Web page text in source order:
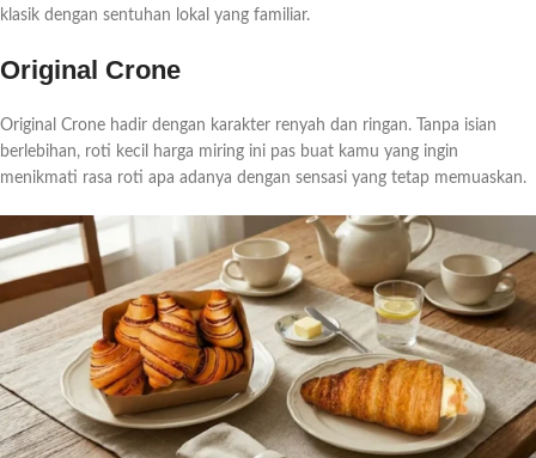
klasik dengan sentuhan lokal yang familiar.
Original Crone
Original Crone hadir dengan karakter renyah dan ringan. Tanpa isian
berlebihan, roti kecil harga miring ini pas buat kamu yang ingin
menikmati rasa roti apa adanya dengan sensasi yang tetap memuaskan.